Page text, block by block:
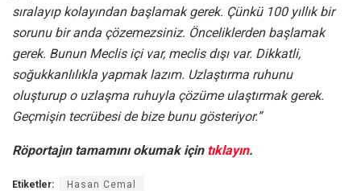
sıralayıp kolayından başlamak gerek. Çünkü 100 yıllık bir
sorunu bir anda çözemezsiniz. Önceliklerden başlamak
gerek. Bunun Meclis içi var, meclis dışı var. Dikkatli,
soğukkanlılıkla yapmak lazım. Uzlaştırma ruhunu
oluşturup o uzlaşma ruhuyla çözüme ulaştırmak gerek.
Geçmişin tecrübesi de bize bunu gösteriyor.”
Röportajın tamamını okumak için tıklayın.
Etiketler: Hasan Cemal